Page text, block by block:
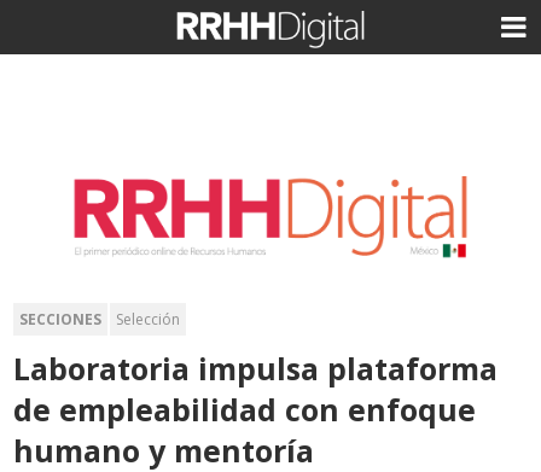
SECCIONES Selección
Laboratoria impulsa plataforma
de empleabilidad con enfoque
humano y mentoría